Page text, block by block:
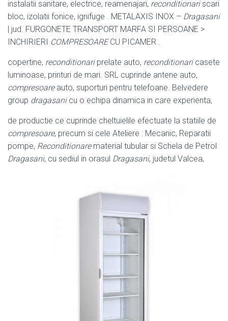
instalatii sanitare, electrice, reamenajari, reconditionariscari
bloc, izolatii fonice, ignifuge . METALAXIS INOX – Dragasani
| jud. FURGONETE TRANSPORT MARFA SI PERSOANE >
INCHIRIERI COMPRESOARECU PICAMER .
copertine, reconditionariprelate auto, reconditionaricasete
luminoase, printuri de mari. SRL cuprinde antene auto,
compresoareauto, suporturi pentru telefoane. Belvedere
group dragasanicu o echipa dinamica in care experienta,
de productie ce cuprinde cheltuielile efectuate la statiile de
compresoare, precum si cele Ateliere : Mecanic, Reparatii
pompe, Reconditionarematerial tubular si Schela de Petrol
Dragasani, cu sediul in orasul Dragasani, judetul Valcea,